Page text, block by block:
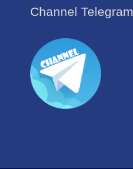
Channel Telegram